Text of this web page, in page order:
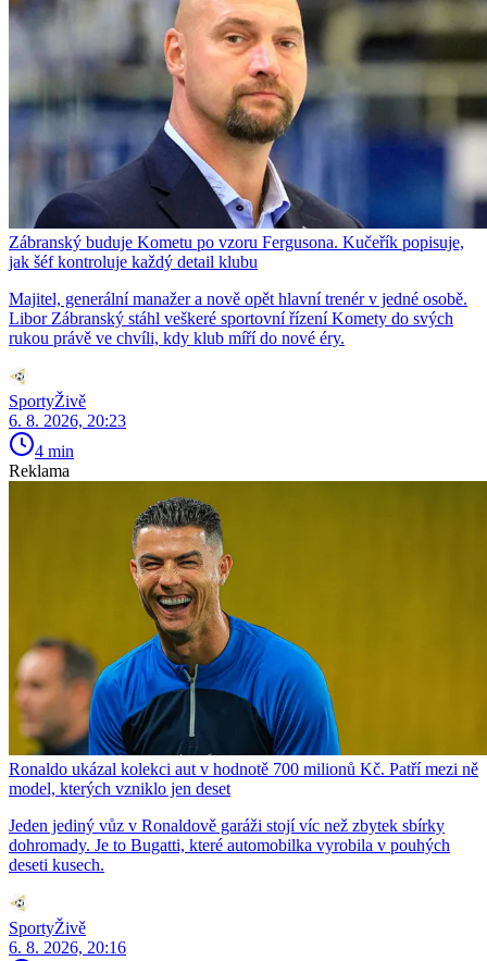
Zábranský buduje Kometu po vzoru Fergusona. Kučeřík popisuje,
jak šéf kontroluje každý detail klubu
Majitel, generální manažer a nově opět hlavní trenér v jedné osobě.
Libor Zábranský stáhl veškeré sportovní řízení Komety do svých
rukou právě ve chvíli, kdy klub míří do nové éry.
SportyŽivě
6. 8. 2026, 20:23
4 min
Reklama
Ronaldo ukázal kolekci aut v hodnotě 700 milionů Kč. Patří mezi ně
model, kterých vzniklo jen deset
Jeden jediný vůz v Ronaldově garáži stojí víc než zbytek sbírky
dohromady. Je to Bugatti, které automobilka vyrobila v pouhých
deseti kusech.
SportyŽivě
6. 8. 2026, 20:16